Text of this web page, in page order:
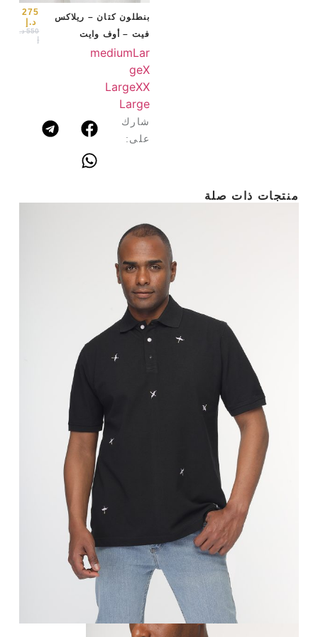
بنطلون كتان – ريلاكس
فيت – أوف وايت
550 د.
إ
275
د.إ
mediumLar
geX
LargeXX
Large
شارك
على:
منتجات ذات صلة